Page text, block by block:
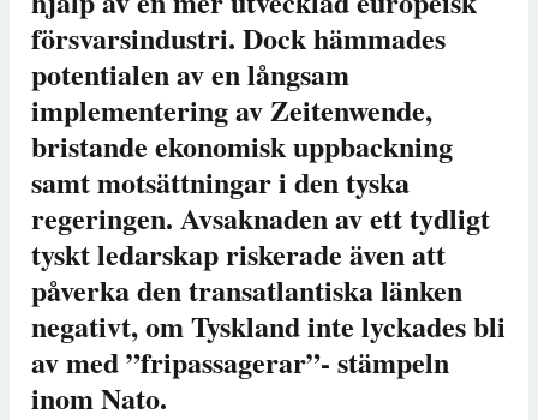
försvarsindustri. Dock hämmades
potentialen av en långsam
implementering av Zeitenwende,
bristande ekonomisk uppbackning
samt motsättningar i den tyska
regeringen. Avsaknaden av ett tydligt
tyskt ledarskap riskerade även att
påverka den transatlantiska länken
negativt, om Tyskland inte lyckades bli
av med ”fripassagerar”- stämpeln
inom Nato.